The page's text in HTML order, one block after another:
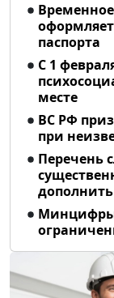
паспорта
С 1
месте
ВС РФ
при
Перечень
дополнить
Минцифры